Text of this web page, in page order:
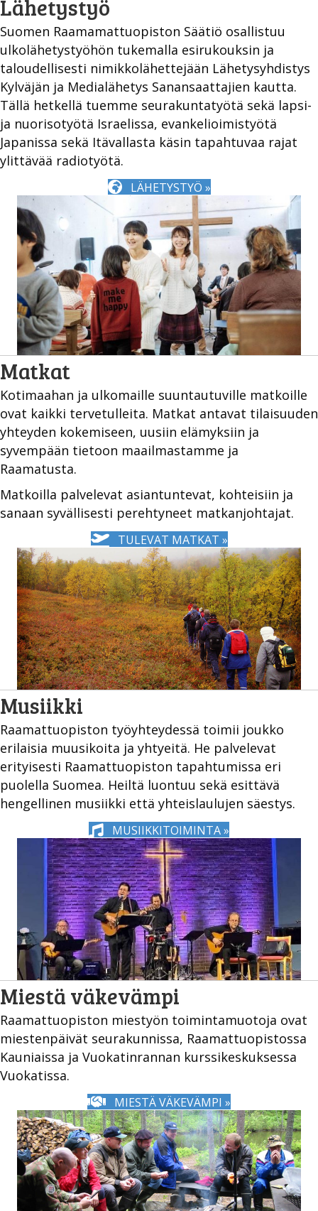
Lähetystyö
Suomen Raamamattuopiston Säätiö osallistuu
ulkolähetystyöhön tukemalla esirukouksin ja
taloudellisesti nimikkolähettejään Lähetysyhdistys
Kylväjän ja Medialähetys Sanansaattajien kautta.
Tällä hetkellä tuemme seurakuntatyötä sekä lapsi-
ja nuorisotyötä Israelissa, evankelioimistyötä
Japanissa sekä Itävallasta käsin tapahtuvaa rajat
ylittävää radiotyötä.
LÄHETYSTYÖ »
Matkat
Kotimaahan ja ulkomaille suuntautuville matkoille
ovat kaikki tervetulleita. Matkat antavat tilaisuuden
yhteyden kokemiseen, uusiin elämyksiin ja
syvempään tietoon maailmastamme ja
Raamatusta.
Matkoilla palvelevat asiantuntevat, kohteisiin ja
sanaan syvällisesti perehtyneet matkanjohtajat.
TULEVAT MATKAT »
Musiikki
Raamattuopiston työyhteydessä toimii joukko
erilaisia muusikoita ja yhtyeitä. He palvelevat
erityisesti Raamattuopiston tapahtumissa eri
puolella Suomea. Heiltä luontuu sekä esittävä
hengellinen musiikki että yhteislaulujen säestys.
MUSIIKKITOIMINTA »
Miestä väkevämpi
Raamattuopiston miestyön toimintamuotoja ovat
miestenpäivät seurakunnissa, Raamattuopistossa
Kauniaissa ja Vuokatinrannan kurssikeskuksessa
Vuokatissa.
MIESTÄ VÄKEVÄMPI »